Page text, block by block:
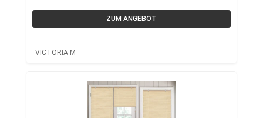
ZUM ANGEBOT
VICTORIA M